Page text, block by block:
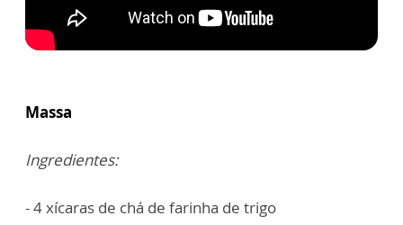
Massa
Ingredientes:
- 4 xícaras de chá de farinha de trigo